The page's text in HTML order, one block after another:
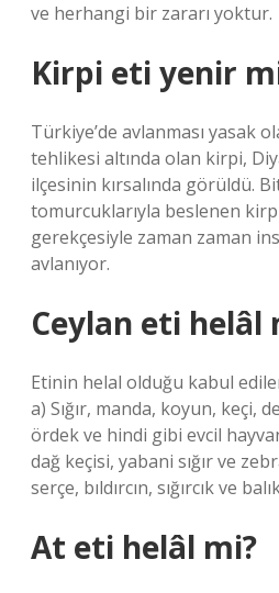
ve herhangi bir zararı yoktur.
Kirpi eti yenir
Türkiye’de avlanması yasak
tehlikesi altında olan kirpi,
ilçesinin kırsalında görüldü.
tomurcuklarıyla beslenen
gerekçesiyle zaman zaman
avlanıyor.
Ceylan eti helâl
Etinin helal olduğu kabul
a) Sığır, manda, koyun, keçi,
ördek ve hindi gibi evcil
dağ keçisi, yabani sığır ve
serçe, bıldırcın, sığırcık ve
At eti helâl mi?